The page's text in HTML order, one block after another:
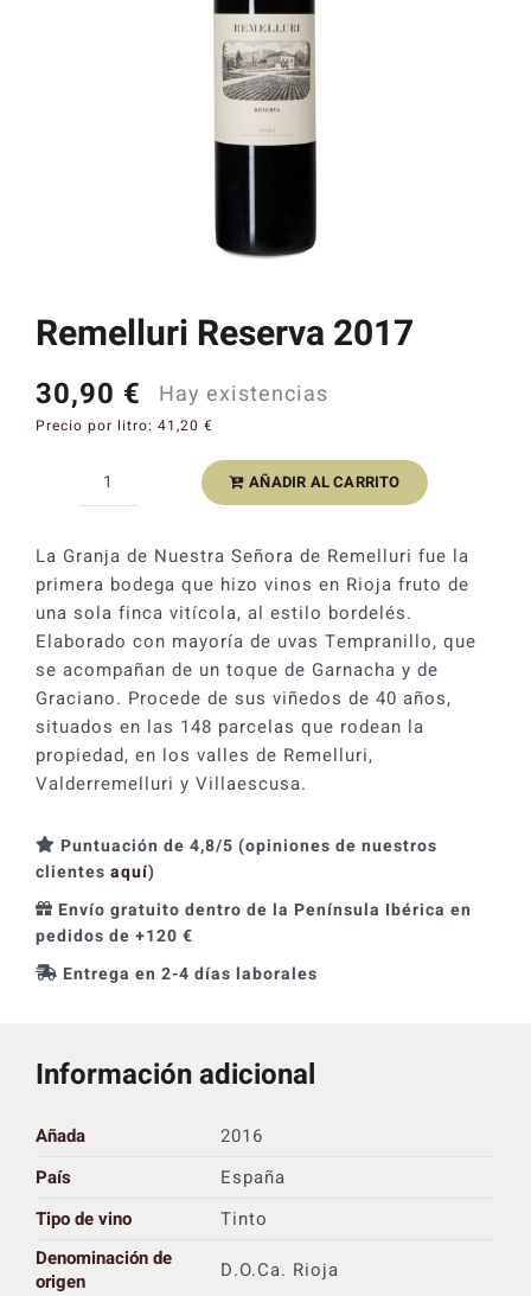
Catas y Actividades
Remelluri Reserva 2017
30,90 € Hay existencias
Precio por litro: 41,20 €
Remelluri
2017
cantidad
AÑADIR AL CARRITO
La Granja de Nuestra Señora de Remelluri fue la
primera bodega que hizo vinos en Rioja fruto de
una sola finca vitícola, al estilo bordelés.
Elaborado con mayoría de uvas Tempranillo, que
se acompañan de un toque de Garnacha y de
Graciano. Procede de sus viñedos de 40 años,
situados en las 148 parcelas que rodean la
propiedad, en los valles de Remelluri,
Valderremelluri y Villaescusa.
Puntuación de 4,8/5 (opiniones de nuestros
clientes aquí)
Envío gratuito dentro de la Península Ibérica en
pedidos de +120 €
Entrega en 2-4 días laborales
Información adicional
Añada
2016
País
España
Tipo de vino
Tinto
Denominación de
origen
D.O.Ca. Rioja